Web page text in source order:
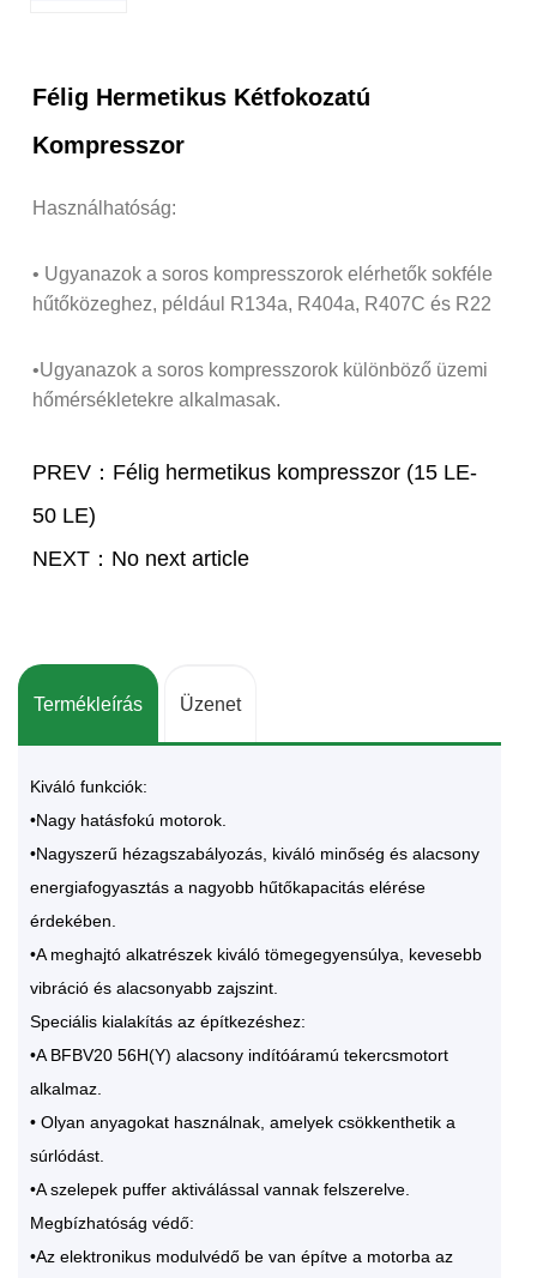
Félig Hermetikus Kétfokozatú
Kompresszor
Használhatóság:
• Ugyanazok a soros kompresszorok elérhetők sokféle
hűtőközeghez, például R134a, R404a, R407C és R22
•Ugyanazok a soros kompresszorok különböző üzemi
hőmérsékletekre alkalmasak.
PREV：Félig hermetikus kompresszor (15 LE-
50 LE)
NEXT：No next article
Termékleírás Üzenet
Kiváló funkciók:
•Nagy hatásfokú motorok.
•Nagyszerű hézagszabályozás, kiváló minőség és alacsony
energiafogyasztás a nagyobb hűtőkapacitás elérése
érdekében.
•A meghajtó alkatrészek kiváló tömegegyensúlya, kevesebb
vibráció és alacsonyabb zajszint.
Speciális kialakítás az építkezéshez:
•A BFBV20 56H(Y) alacsony indítóáramú tekercsmotort
alkalmaz.
• Olyan anyagokat használnak, amelyek csökkenthetik a
súrlódást.
•A szelepek puffer aktiválással vannak felszerelve.
Megbízhatóság védő:
•Az elektronikus modulvédő be van építve a motorba az